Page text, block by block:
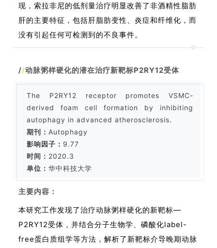
现，索拉非尼的低剂量治疗明显改善了非酒精性脂肪
肝的主要特征，包括肝脂肪变性、炎症和纤维化，而
没有引起任何可检测到的不良事件。
//动脉粥样硬化的潜在治疗新靶标P2RY12受体
The P2RY12 receptor promotes VSMC-
derived foam cell formation by inhibiting
autophagy in advanced atherosclerosis.
期刊： Autophagy
影响因子： 9.77
时间： 2020.3
单位： 华中科技大学
主要内容：
本研究工作发现了治疗动脉粥样硬化的新靶标—
P2RY12受体，并结合分子生物学、磷酸化label-
free蛋白质组学等方法，解析了新靶标介导晚期动脉